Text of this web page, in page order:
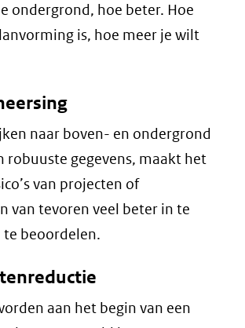
ondergrond, hoe beter. Hoe
is, hoe meer je wilt
naar boven- en ondergrond
robuuste gegevens, maakt het
van projecten of
van tevoren veel beter in te
te beoordelen.
aan het begin van een